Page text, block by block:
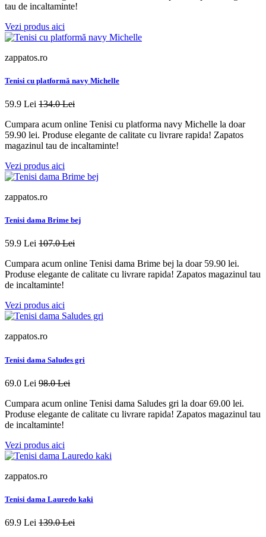
tau de incaltaminte!
Vezi produs aici
zappatos.ro
Tenisi cu platformă navy Michelle
59.9 Lei 134.0 Lei
Cumpara acum online Tenisi cu platforma navy Michelle la doar
59.90 lei. Produse elegante de calitate cu livrare rapida! Zapatos
magazinul tau de incaltaminte!
Vezi produs aici
zappatos.ro
Tenisi dama Brime bej
59.9 Lei 107.0 Lei
Cumpara acum online Tenisi dama Brime bej la doar 59.90 lei.
Produse elegante de calitate cu livrare rapida! Zapatos magazinul tau
de incaltaminte!
Vezi produs aici
zappatos.ro
Tenisi dama Saludes gri
69.0 Lei 98.0 Lei
Cumpara acum online Tenisi dama Saludes gri la doar 69.00 lei.
Produse elegante de calitate cu livrare rapida! Zapatos magazinul tau
de incaltaminte!
Vezi produs aici
zappatos.ro
Tenisi dama Lauredo kaki
69.9 Lei 139.0 Lei